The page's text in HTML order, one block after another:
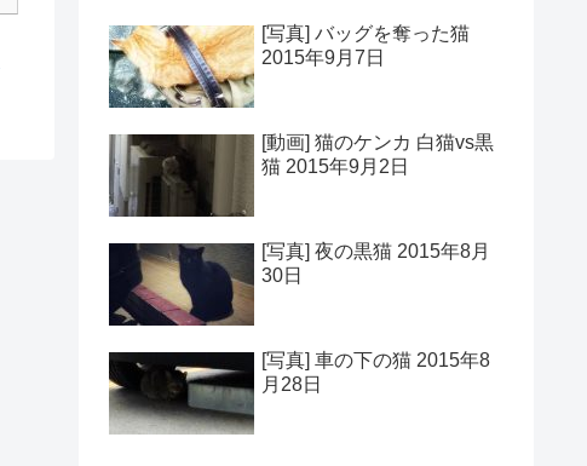
[写真] バッグを奪った猫
2015年9月7日
[動画] 猫のケンカ 白猫vs黒
猫 2015年9月2日
[写真] 夜の黒猫 2015年8月
30日
[写真] 車の下の猫 2015年8
月28日